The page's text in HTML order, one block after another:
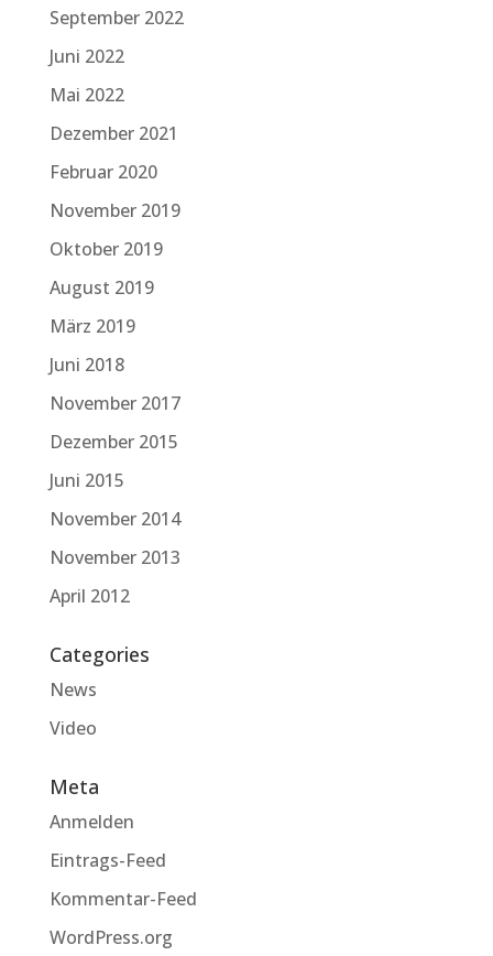
September 2022
Juni 2022
Mai 2022
Dezember 2021
Februar 2020
November 2019
Oktober 2019
August 2019
März 2019
Juni 2018
November 2017
Dezember 2015
Juni 2015
November 2014
November 2013
April 2012
Categories
News
Video
Meta
Anmelden
Eintrags-Feed
Kommentar-Feed
WordPress.org